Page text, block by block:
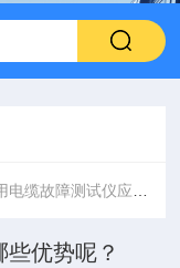
故障测试仪应具备哪些优势呢？
优势呢？